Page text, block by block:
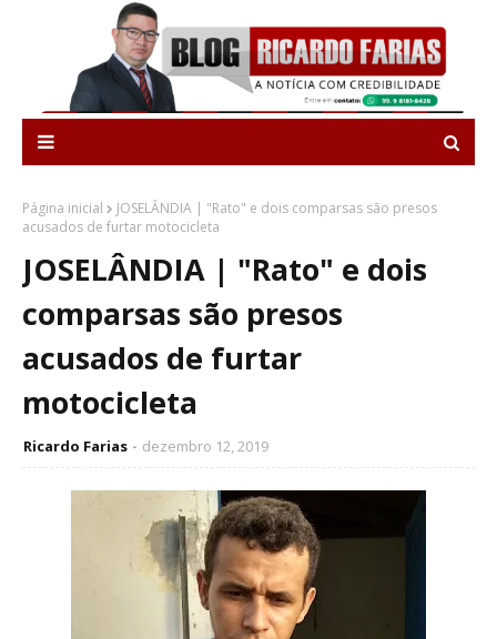
Página inicial
JOSELÂNDIA | "Rato" e dois comparsas são presos
acusados de furtar motocicleta
JOSELÂNDIA | "Rato" e dois
comparsas são presos
acusados de furtar
motocicleta
Ricardo Farias dezembro 12, 2019